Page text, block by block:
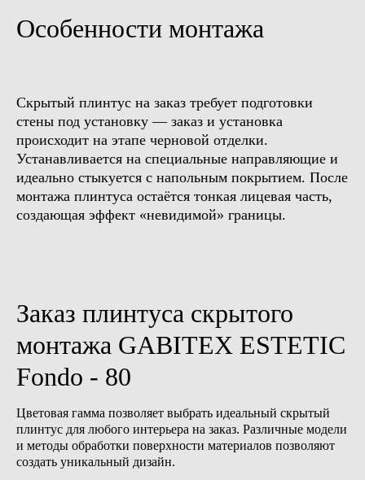
Особенности монтажа
Скрытый плинтус на заказ требует подготовки
стены под установку — заказ и установка
происходит на этапе черновой отделки.
Устанавливается на специальные направляющие и
идеально стыкуется с напольным покрытием. После
монтажа плинтуса остаётся тонкая лицевая часть,
создающая эффект «невидимой» границы.
Заказ плинтуса скрытого
монтажа GABITEX ESTETIC
Fondo - 80
Цветовая гамма позволяет выбрать идеальный скрытый
плинтус для любого интерьера на заказ. Различные модели
и методы обработки поверхности материалов позволяют
создать уникальный дизайн.
Доверьте отделку вашего
интерьера профессионалам
Просто оставьте свой номер телефона,
а мы поможем с выбором, с учётом ваших
пожеланий